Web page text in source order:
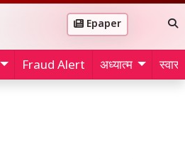
Epaper
Fraud Alert अध्यात्म